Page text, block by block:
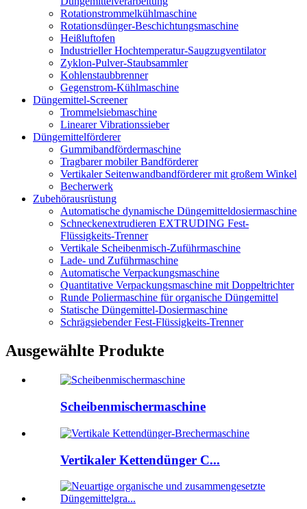
Rotationstrommelkühlmaschine
Rotationsdünger-Beschichtungsmaschine
Heißluftofen
Industrieller Hochtemperatur-Saugzugventilator
Zyklon-Pulver-Staubsammler
Kohlenstaubbrenner
Gegenstrom-Kühlmaschine
Düngemittel-Screener
Trommelsiebmaschine
Linearer Vibrationssieber
Düngemittelförderer
Gummibandfördermaschine
Tragbarer mobiler Bandförderer
Vertikaler Seitenwandbandförderer mit großem Winkel
Becherwerk
Zubehörausrüstung
Automatische dynamische Düngemitteldosiermaschine
Schneckenextrudieren EXTRUDING Fest-
Flüssigkeits-Trenner
Vertikale Scheibenmisch-Zuführmaschine
Lade- und Zuführmaschine
Automatische Verpackungsmaschine
Quantitative Verpackungsmaschine mit Doppeltrichter
Runde Poliermaschine für organische Düngemittel
Statische Düngemittel-Dosiermaschine
Schrägsiebender Fest-Flüssigkeits-Trenner
Ausgewählte Produkte
Scheibenmischermaschine
Vertikaler Kettendünger C...